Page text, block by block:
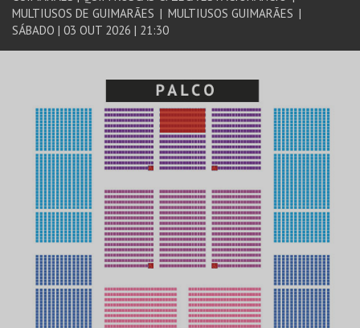
MÚSICA & FESTIVAIS
FAMÍLIA
DESPORTO & AVENTURA
MULTIUSOS DE GUIMARÃES | MULTIUSOS GUIMARÃES |
SÁBADO | 03 OUT 2026 | 21:30